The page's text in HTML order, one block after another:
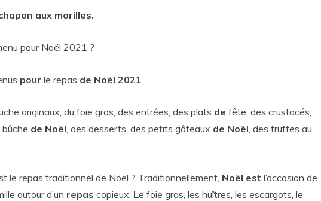
aux morilles.
pour Noël 2021 ?
pour le repas de Noël 2021
originaux, du foie gras, des entrées, des plats de fête, des crustacés,
bûche de Noël, des desserts, des petits gâteaux de Noël, des truffes au
le repas traditionnel de Noël ? Traditionnellement, Noël est l’occasion de
autour d’un repas copieux. Le foie gras, les huîtres, les escargots, le